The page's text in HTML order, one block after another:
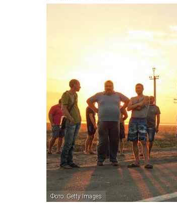
Фото: Getty Images